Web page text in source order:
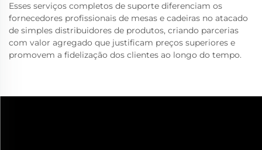
Esses serviços completos de suporte diferenciam os
fornecedores profissionais de mesas e cadeiras no atacado
de simples distribuidores de produtos, criando parcerias
com valor agregado que justificam preços superiores e
promovem a fidelização dos clientes ao longo do tempo.